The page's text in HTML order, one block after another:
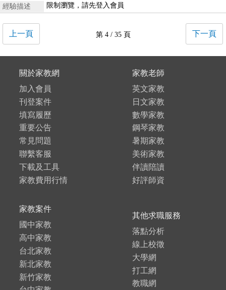
經驗描述
限制瀏覽，請先登入會員
上一頁 第 4 / 35 頁 下一頁
關於家教網
加入會員
刊登案件
填寫履歷
重要公告
常見問題
聯繫客服
下載及工具
家教費用行情
家教老師
英文家教
日文家教
數學家教
鋼琴家教
暑期家教
美術家教
伴讀陪讀
好評師資
家教案件
國中家教
高中家教
台北家教
新北家教
新竹家教
其他求職服務
落點分析
線上校徵
大學網
打工網
教職網